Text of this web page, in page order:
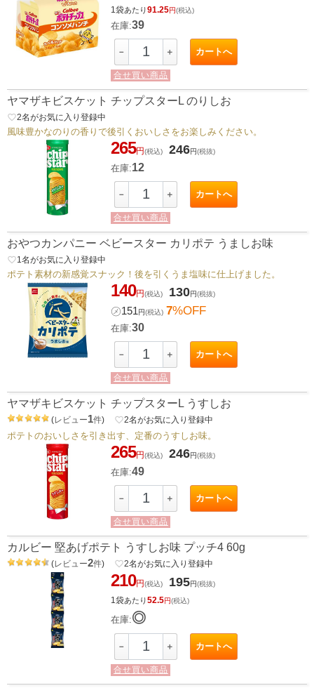
1袋あたり91.25円(税込)
在庫:39
－ ＋ カートへ
合せ買い商品
ヤマザキビスケット チップスターL のりしお
favorite_border2名がお気に入り登録中
風味豊かなのりの香りで後引くおいしさをお楽しみください。
265円(税込) 246円(税抜)
在庫:12
－ ＋ カートへ
合せ買い商品
おやつカンパニー ベビースター カリポテ うましお味
favorite_border1 名がお気に入り登録中
ポテト素材の新感覚スナック！後を引くうま塩味に仕上げました。
140円(税込) 130円(税抜)
㋱151円(税込) 7%OFF
在庫:30
－ ＋ カートへ
合せ買い商品
ヤマザキビスケット チップスターL うすしお
(レビュー1件) favorite_border2名がお気に入り登録中
ポテトのおいしさを引き出す、定番のうすしお味。
265円(税込) 246円(税抜)
在庫:49
－ ＋ カートへ
合せ買い商品
カルビー 堅あげポテト うすしお味 プッチ4 60g
(レビュー2件) favorite_border2名がお気に入り登録中
210円(税込) 195円(税抜)
1袋あたり52.5円(税込)
在庫:◎
－ ＋ カートへ
合せ買い商品